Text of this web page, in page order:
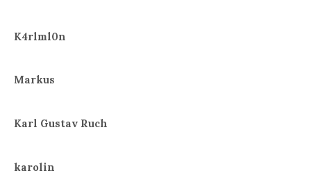
K4rlml0n
Markus
Karl Gustav Ruch
karolin